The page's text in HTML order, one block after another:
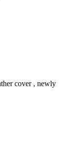
cover, newly